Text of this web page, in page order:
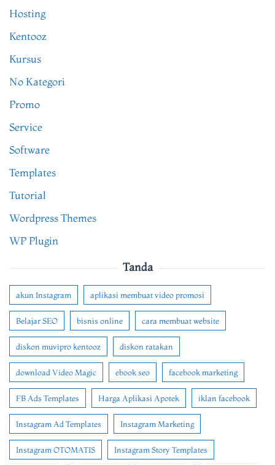
Hosting
Kentooz
Kursus
No Kategori
Promo
Service
Software
Templates
Tutorial
Wordpress Themes
WP Plugin
Tanda
akun Instagram aplikasi membuat video promosi
Belajar SEO bisnis online cara membuat website
diskon muvipro kentooz diskon ratakan
download Video Magic ebook seo facebook marketing
FB Ads Templates Harga Aplikasi Apotek iklan facebook
Instagram Ad Templates Instagram Marketing
Instagram OTOMATIS Instagram Story Templates